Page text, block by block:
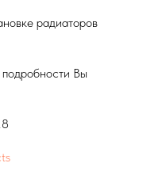
радиаторов
подробности Вы